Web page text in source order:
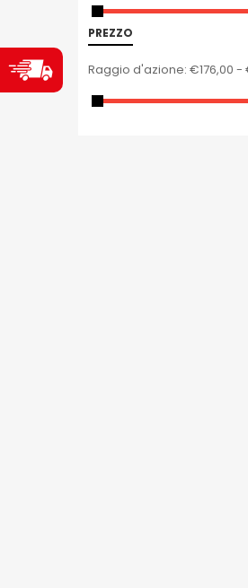
PREZZO
Raggio d'azione: €176,00 -